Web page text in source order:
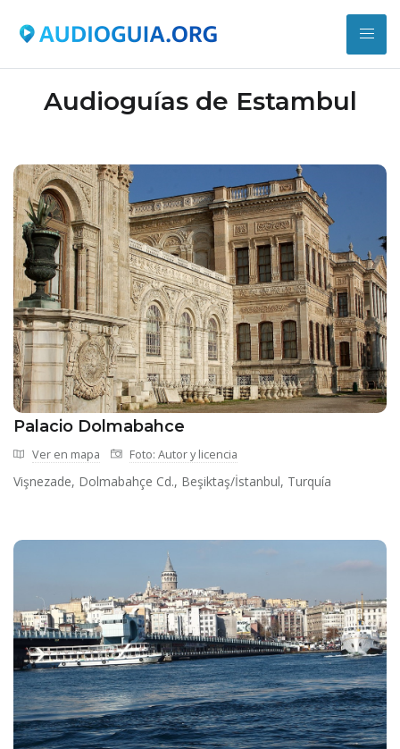
Audioguías de Estambul
Palacio Dolmabahce
Ver en mapa Foto: Autor y licencia
Vişnezade, Dolmabahçe Cd., Beşiktaş/İstanbul, Turquía